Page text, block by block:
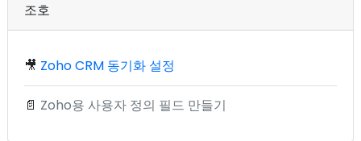
조호
🎥 Zoho CRM 동기화 설정
📄 Zoho용 사용자 정의 필드 만들기